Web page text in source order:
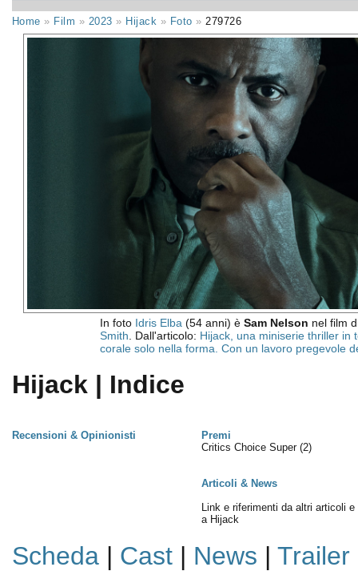
Home » Film » 2023 » Hijack » Foto »279726
In foto Idris Elba (54 anni) è Sam Nelson nel film
Smith . Dall'articolo: Hijack, una miniserie thriller in
corale solo nella forma. Con un lavoro pregevole
Hijack | Indice
Recensioni & Opinionisti
Premi
Critics Choice Super (2)
Articoli & News
Link e riferimenti da altri articoli e
a Hijack
Scheda| Cast| News | Trailer